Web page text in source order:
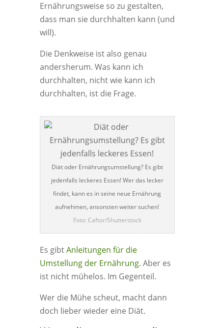
Ernährungsweise so zu gestalten,
dass man sie durchhalten kann (und
will).
Die Denkweise ist also genau
andersherum. Was kann ich
durchhalten, nicht wie kann ich
durchhalten, ist die Frage.
Diät oder Ernährungsumstellung? Es gibt
jedenfalls leckeres Essen! Wer das lecker
findet, kann es in seine neue Ernährung
aufnehmen, ansonsten weiter suchen!
Foto: Caftor/Shutterstock
Es gibtAnleitungen für die
Umstellung der Ernährung. Aber es
ist nicht mühelos. Im Gegenteil.
Wer die Mühe scheut, macht dann
doch lieber wieder eine Diät.